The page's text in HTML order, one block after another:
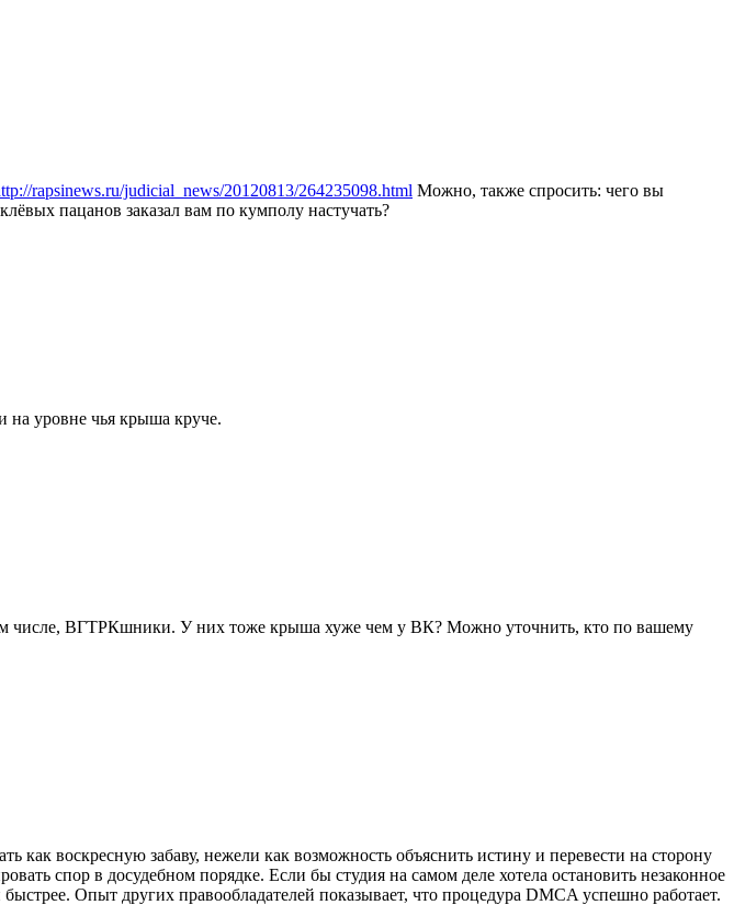
rapsinews.ru/judicial_news/20120813/264235098.html Можно, также спросить: чего вы
пацанов заказал вам по кумполу настучать?
на уровне чья крыша круче.
числе, ВГТРКшники. У них тоже крыша хуже чем у ВК? Можно уточнить, кто по вашему
воскресную забаву, нежели как возможность объяснить истину и перевести на сторону
спор в досудебном порядке. Если бы студия на самом деле хотела остановить незаконное
Опыт других правообладателей показывает, что процедура DMCA успешно работает.